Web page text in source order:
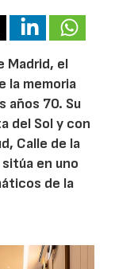
Madrid, el
la memoria
años 70. Su
del Sol y con
Calle de la
en uno
de la